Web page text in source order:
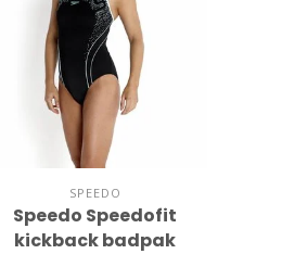
SPEEDO
Speedo Speedofit
kickback badpak